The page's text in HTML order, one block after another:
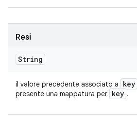
Resi
String
il valore precedente associato a key
presente una mappatura per key .